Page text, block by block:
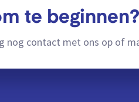
te beginnen?
nog contact met ons op of